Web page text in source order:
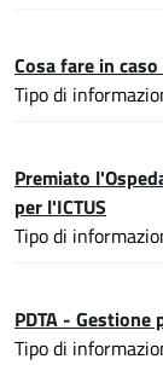
Cosa fare in
Tipo di
Premiato
per l'ICTUS
Tipo di
PDTA -
Tipo di